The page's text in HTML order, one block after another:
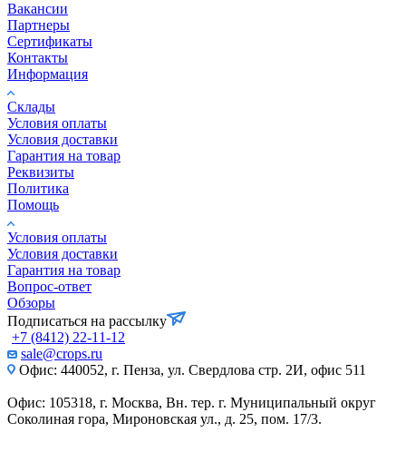
Вакансии
Партнеры
Сертификаты
Контакты
Информация
Склады
Условия оплаты
Условия доставки
Гарантия на товар
Реквизиты
Политика
Помощь
Условия оплаты
Условия доставки
Гарантия на товар
Вопрос-ответ
Обзоры
Подписаться на рассылку
+7 (8412) 22-11-12
sale@crops.ru
Офис: 440052, г. Пенза, ул. Свердлова стр. 2И, офис 511
Офис: 105318, г. Москва, Вн. тер. г. Муниципальный округ
Соколиная гора, Мироновская ул., д. 25, пом. 17/3.